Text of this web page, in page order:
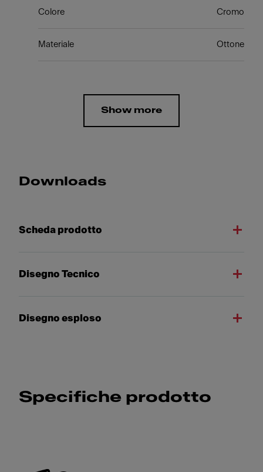
Colore Cromo
Materiale Ottone
Show more
Downloads
Scheda prodotto
Disegno Tecnico
Disegno esploso
Specifiche prodotto